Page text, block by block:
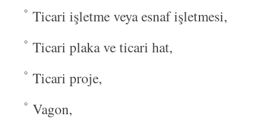
Ticari işletme veya esnaf işletmesi,
Ticari plaka ve ticari hat,
Ticari proje,
Vagon,